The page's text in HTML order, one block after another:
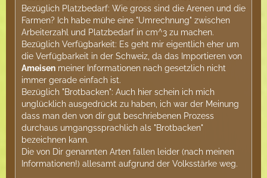
Bezüglich Platzbedarf: Wie gross sind die Arenen und die
Farmen? Ich habe mühe eine "Umrechnung" zwischen
Arbeiterzahl und Platzbedarf in cm^3 zu machen.
Bezüglich Verfügbarkeit: Es geht mir eigentlich eher um
die Verfügbarkeit in der Schweiz, da das Importieren von
Ameisen meiner Informationen nach gesetzlich nicht
immer gerade einfach ist.
Bezüglich "Brotbacken": Auch hier schein ich mich
unglücklich ausgedrückt zu haben, ich war der Meinung
dass man den von dir gut beschriebenen Prozess
durchaus umgangssprachlich als "Brotbacken"
bezeichnen kann.
Die von Dir genannten Arten fallen leider (nach meinen
Informationen!) allesamt aufgrund der Volksstärke weg.